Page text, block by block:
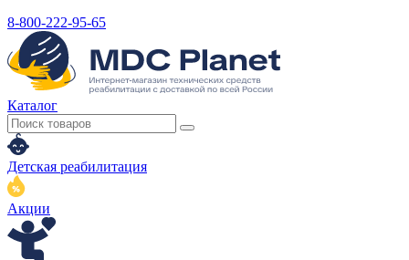
8-800-222-95-65
Каталог
Детская реабилитация
Акции